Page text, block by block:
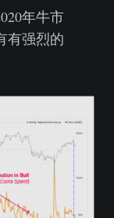
年牛市
有强烈的